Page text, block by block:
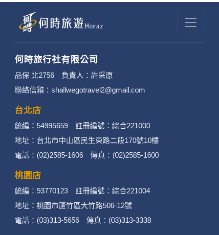
何時旅行社有限公司
品保 北2756 負責人：許采原
聯絡信箱：shallwegotravel2@gmail.com
台北店
統編：54995659 註冊編號：綜合221000
地址：台北市中山區民生東路二段170號10樓
電話：(02)2585-1606 傳真：(02)2585-1600
桃園店
統編：93770123 註冊編號：綜合221004
地址：桃園市蘆竹區大竹路506-12號
電話：(03)313-5656 傳真：(03)313-3338